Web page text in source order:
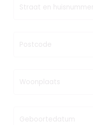
Straat en huisnummer
Postcode
Woonplaats
Geboortedatum